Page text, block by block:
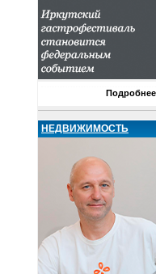
Подробнее
НЕДВИЖИМОСТЬ